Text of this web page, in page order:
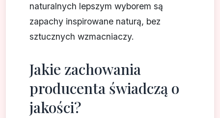
naturalnych lepszym wyborem są
zapachy inspirowane naturą, bez
sztucznych wzmacniaczy.
Jakie zachowania
producenta świadczą o
jakości?